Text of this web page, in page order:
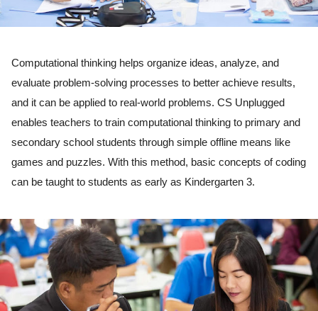
Computational thinking helps organize ideas, analyze, and
evaluate problem-solving processes to better achieve results,
and it can be applied to real-world problems. CS Unplugged
enables teachers to train computational thinking to primary and
secondary school students through simple offline means like
games and puzzles. With this method, basic concepts of coding
can be taught to students as early as Kindergarten 3.